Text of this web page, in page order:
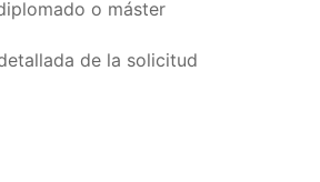
o máster
de la solicitud